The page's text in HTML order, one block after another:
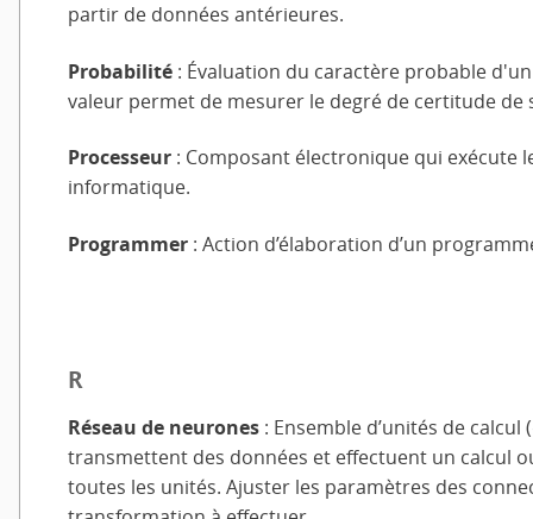
partir de données antérieures.
Probabilité : Évaluation du caractère probable
valeur permet de mesurer le degré de certitude de
Processeur : Composant électronique qui exécute
informatique.
Programmer : Action d’élaboration d’un
R
Réseau de neurones : Ensemble d’unités de
transmettent des données et effectuent un calcul
toutes les unités. Ajuster les paramètres des